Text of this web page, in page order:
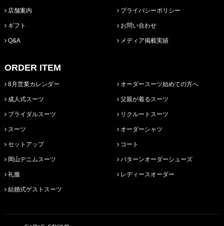
店舗案内
ギフト
Q&A
プライバシーポリシー
お問い合わせ
メディア掲載実績
ORDER ITEM
8月営業カレンダー
成人式スーツ
ブライダルスーツ
スーツ
セットアップ
岡山デニムスーツ
礼服
結婚式ゲストスーツ
オーダースーツ始めての方へ
父親が着るスーツ
リクルートスーツ
オーダーシャツ
コート
パターンオーダーシューズ
レディースオーダー